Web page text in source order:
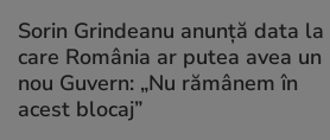
Sorin Grindeanu anunță data la
care România ar putea avea un
nou Guvern: „Nu rămânem în
acest blocaj”